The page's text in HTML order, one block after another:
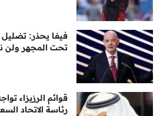
فيفا يحذر: تضليل
تحت المجهر ولن
قوائم الرزيزاء
رئاسة الاتحاد